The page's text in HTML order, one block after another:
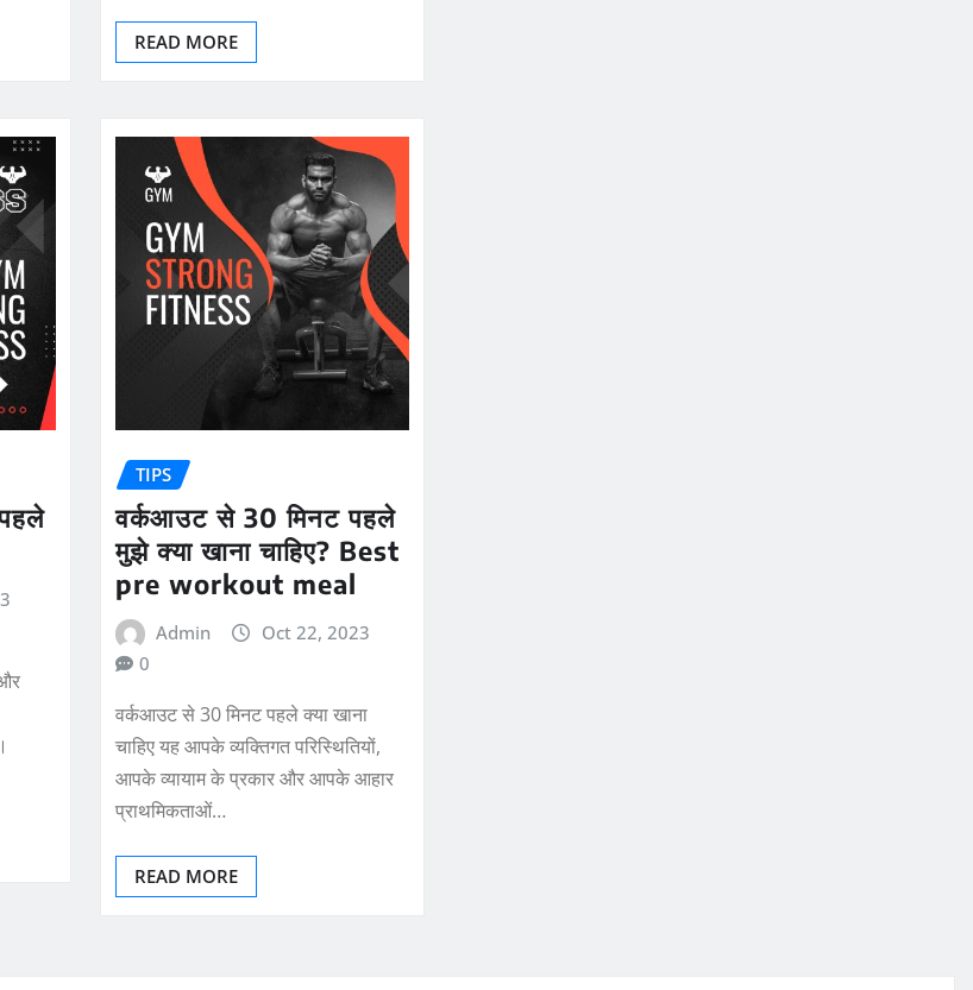
READ MORE
TIPS
वर्कआउट से 30 मिनट पहले
मुझे क्या खाना चाहिए? Best
pre workout meal
Admin
Oct 22, 2023
0
वर्कआउट से 30 मिनट पहले क्या खाना
चाहिए यह आपके व्यक्तिगत परिस्थितियों,
आपके व्यायाम के प्रकार और आपके आहार
प्राथमिकताओं…
READ MORE